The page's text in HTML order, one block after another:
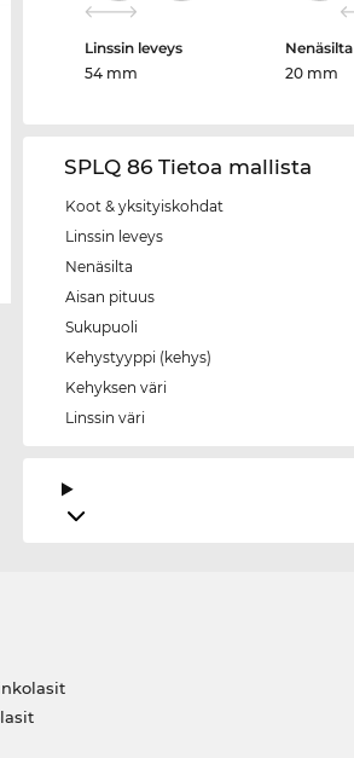
Linssin leveys
54 mm
Nenäsilta
20 mm
SPLQ 86 Tietoa mallista
Koot & yksityiskohdat
Linssin leveys
Nenäsilta
Aisan pituus
Sukupuoli
Kehystyyppi (kehys)
Kehyksen väri
Linssin väri